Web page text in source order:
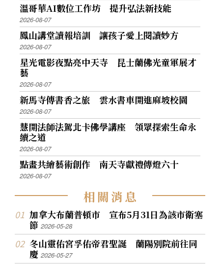
溫哥華AI數位工作坊 提升弘法新技能
2026-08-07
鳳山講堂讀報培訓 讓孩子愛上閱讀妙方
2026-08-07
星光電影夜點亮中天寺 昆士蘭佛光童軍展才
藝
2026-08-07
新馬寺傳書香之旅 雲水書車開進麻坡校園
2026-08-07
慧開法師法駕北卡佛學講座 領眾探索生命永
續之道
2026-08-07
點畫共繪藝術創作 南天寺獻禮傳燈六十
2026-08-07
相關消息
加拿大布蘭普頓市 宣布5月31日為該市衛塞
節2026-05-28
冬山靈佑宮孚佑帝君聖誕 蘭陽別院前往同
慶2026-05-27